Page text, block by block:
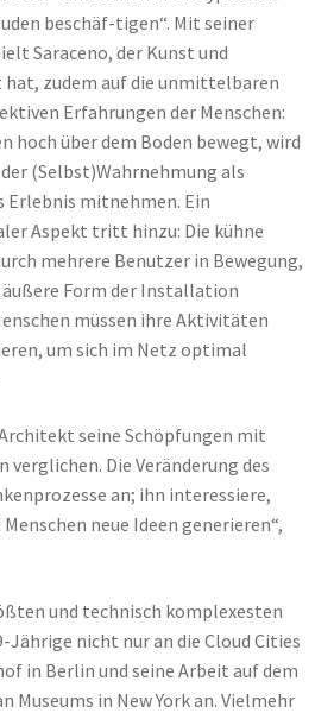
beschäf-tigen“. Mit seiner
Saraceno, der Kunst und
zudem auf die unmittelbaren
Erfahrungen der Menschen:
hoch über dem Boden bewegt, wird
(Selbst)Wahrnehmung als
Erlebnis mitnehmen. Ein
Aspekt tritt hinzu: Die kühne
mehrere Benutzer in Bewegung,
äußere Form der Installation
müssen ihre Aktivitäten
um sich im Netz optimal
seine Schöpfungen mit
verglichen. Die Veränderung des
an; ihn interessiere,
Menschen neue Ideen generieren“,
und technisch komplexesten
nicht nur an die Cloud Cities
in Berlin und seine Arbeit auf dem
Museums in New York an. Vielmehr